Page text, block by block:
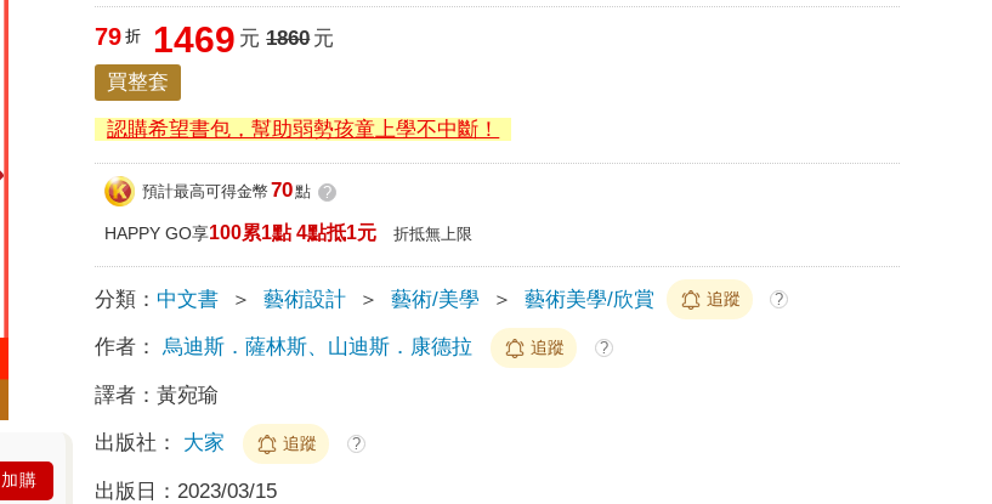
加購
79 折 1469 元 1860元
買整套
認購希望書包，幫助弱勢孩童上學不中斷！
預計最高可得金幣 70點 ?
HAPPY GO享100累1點 4點抵1元 折抵無上限
分類： 中文書 ＞ 藝術設計 ＞ 藝術/美學 ＞ 藝術美學/欣賞 追蹤 ?
作者： 烏迪斯．薩林斯、山迪斯．康德拉 追蹤 ?
譯者：黃宛瑜
出版社： 大家 追蹤 ?
出版日： 2023/03/15